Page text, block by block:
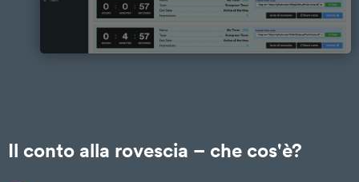
Il conto alla rovescia – che cos'è?